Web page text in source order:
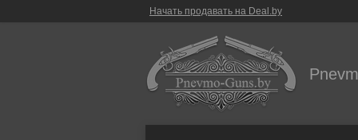
Начать продавать на Deal.by